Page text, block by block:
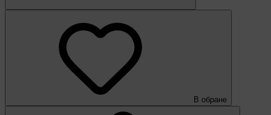
В обране